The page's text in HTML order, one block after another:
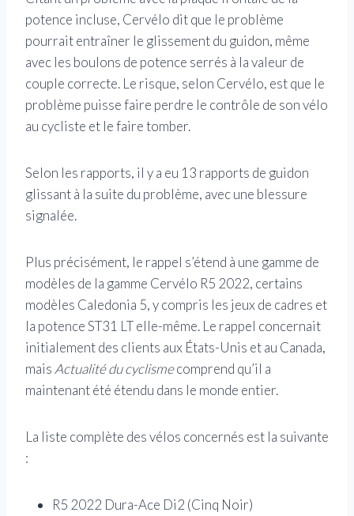
potence incluse, Cervélo dit que le problème
pourrait entraîner le glissement du guidon, même
avec les boulons de potence serrés à la valeur de
couple correcte. Le risque, selon Cervélo, est que le
problème puisse faire perdre le contrôle de son vélo
au cycliste et le faire tomber.
Selon les rapports, il y a eu 13 rapports de guidon
glissant à la suite du problème, avec une blessure
signalée.
Plus précisément, le rappel s’étend à une gamme de
modèles de la gamme Cervélo R5 2022, certains
modèles Caledonia 5, y compris les jeux de cadres et
la potence ST31 LT elle-même. Le rappel concernait
initialement des clients aux États-Unis et au Canada,
mais Actualité du cyclismecomprend qu’il a
maintenant été étendu dans le monde entier.
La liste complète des vélos concernés est la suivante
:
R5 2022 Dura-Ace Di2 (Cinq Noir)